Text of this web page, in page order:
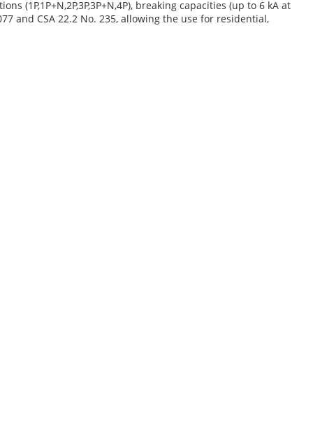
breaking capacities (up to 6 kA at
and CSA 22.2 No. 235, allowing the use for residential,